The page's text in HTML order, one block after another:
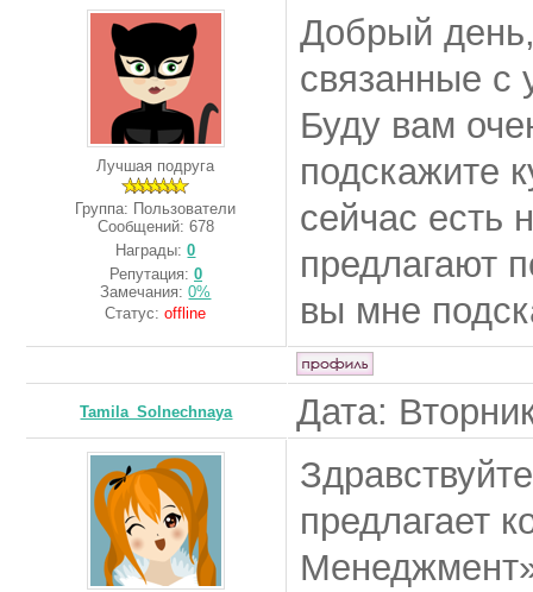
Лучшая подруга
Группа: Пользователи
Сообщений: 678
Награды:0
Репутация: 0
Замечания:0%
Статус:offline
Добрый день,
связанные с
Буду вам
подскажите
сейчас есть
предлагают
вы мне
Tamila_Solnechnaya Дата:
предлагает